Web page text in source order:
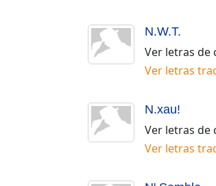
N.W.T.
Ver letras de
Ver letras
N.xau!
Ver letras de
Ver letras